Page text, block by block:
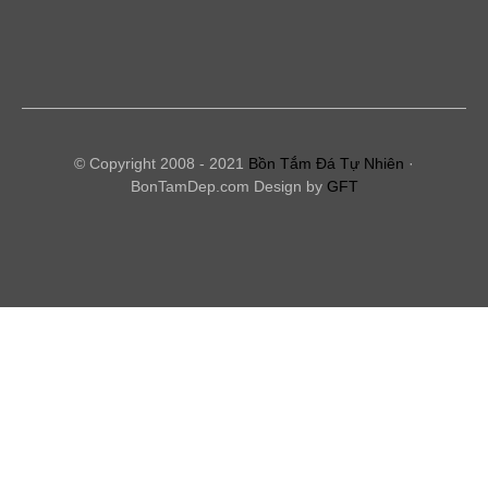
© Copyright 2008 - 2021 Bồn Tắm Đá Tự Nhiên ·
BonTamDep.com Design by GFT